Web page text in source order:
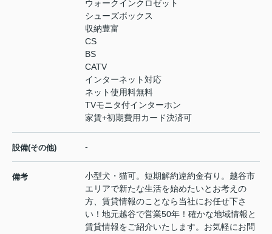
ウォークインクロゼット
シューズボックス
収納豊富
CS
BS
CATV
インターネット対応
ネット使用料無料
TVモニタ付インターホン
家賃+初期費用カード決済可
設備(その他) -
備考
小型犬・猫可。短期解約違約金有り。越谷市
エリアで新たな生活を始めたいとお考えの
方、賃貸情報のことなら当社にお任せ下さ
い！地元越谷で営業50年！確かな地域情報と
賃貸情報をご紹介いたします。お気軽にお問